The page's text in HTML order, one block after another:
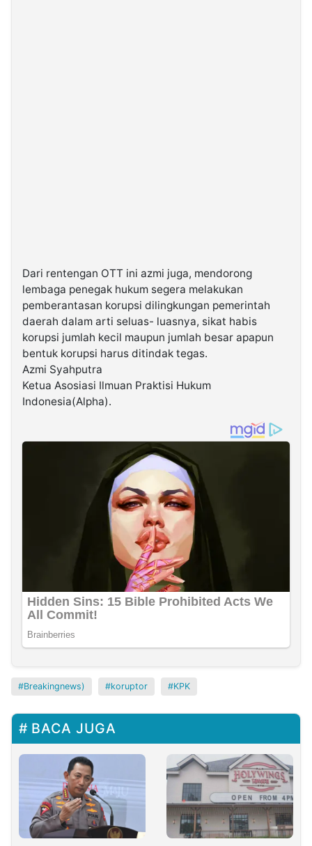
Dari rentengan OTT ini azmi juga, mendorong
lembaga penegak hukum segera melakukan
pemberantasan korupsi dilingkungan pemerintah
daerah dalam arti seluas- luasnya, sikat habis
korupsi jumlah kecil maupun jumlah besar apapun
bentuk korupsi harus ditindak tegas.
Azmi Syahputra
Ketua Asosiasi Ilmuan Praktisi Hukum
Indonesia(Alpha).
Breakingnews) koruptor KPK
BACA JUGA